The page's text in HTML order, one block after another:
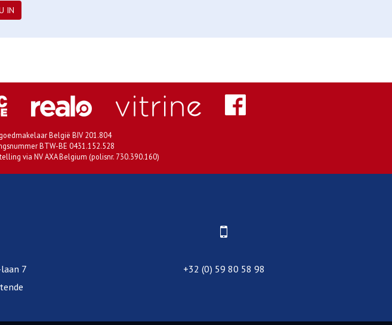
IN
België BIV 201.804
BTW-BE 0431.152.528
via NV AXA Belgium (polisnr. 730.390.160)
7
+32 (0) 59 80 58 98